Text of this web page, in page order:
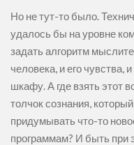
Но не тут-то было.
удалось бы на уровне
задать алгоритм
человека, и его чувства,
шкафу. А где взять этот
толчок сознания,
придумывать что-то
программам? И быть при